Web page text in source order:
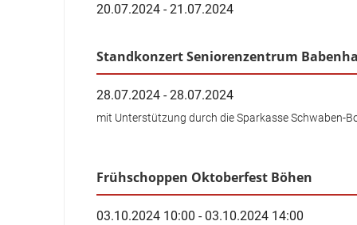
20.07.2024 - 21.07.2024
Standkonzert Seniorenzentrum
28.07.2024 - 28.07.2024
mit Unterstützung durch die Sparkasse Schwaben-
Frühschoppen Oktoberfest Böhen
03.10.2024 10:00 - 03.10.2024 14:00